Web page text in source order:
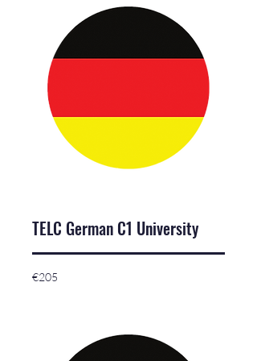
TELC German C1 University
205
euros
€205